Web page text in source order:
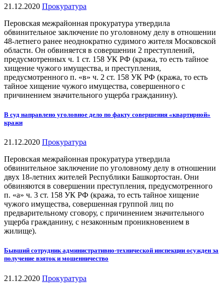
21.12.2020 Прокуратура
Перовская межрайонная прокуратура утвердила
обвинительное заключение по уголовному делу в отношении
48-летнего ранее неоднократно судимого жителя Московской
области. Он обвиняется в совершении 2 преступлений,
предусмотренных ч. 1 ст. 158 УК РФ (кража, то есть тайное
хищение чужого имущества, и преступления,
предусмотренного п. «в» ч. 2 ст. 158 УК РФ (кража, то есть
тайное хищение чужого имущества, совершенного с
причинением значительного ущерба гражданину).
В суд направлено уголовное дело по факту совершения «квартирной»
кражи
21.12.2020 Прокуратура
Перовская межрайонная прокуратура утвердила
обвинительное заключение по уголовному делу в отношении
двух 18-летних жителей Республики Башкортостан. Они
обвиняются в совершении преступления, предусмотренного
п. «а» ч. 3 ст. 158 УК РФ (кража, то есть тайное хищение
чужого имущества, совершенная группой лиц по
предварительному сговору, с причинением значительного
ущерба гражданину, с незаконным проникновением в
жилище).
Бывший сотрудник административно-технической инспекции осужден за
получение взяток и мошенничество
21.12.2020 Прокуратура